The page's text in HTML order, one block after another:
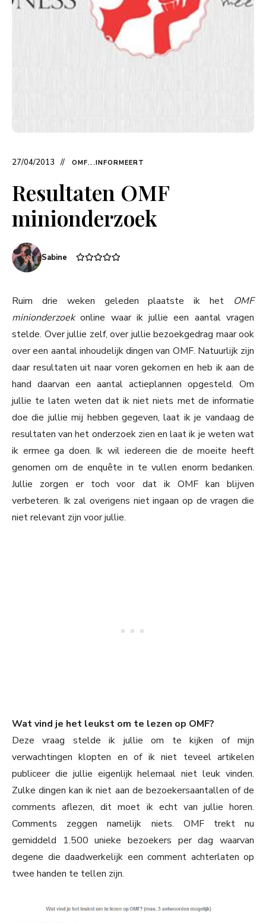
27/04/2013 OMF...INFORMEERT
Resultaten OMF
minionderzoek
Sabine
Ruim drie weken geleden plaatste ik het OMF
minionderzoekonline waar ik jullie een aantal vragen
stelde. Over jullie zelf, over jullie bezoekgedrag maar ook
over een aantal inhoudelijk dingen van OMF. Natuurlijk zijn
daar resultaten uit naar voren gekomen en heb ik aan de
hand daarvan een aantal actieplannen opgesteld. Om
jullie te laten weten dat ik niet niets met de informatie
doe die jullie mij hebben gegeven, laat ik je vandaag de
resultaten van het onderzoek zien en laat ik je weten wat
ik ermee ga doen. Ik wil iedereen die de moeite heeft
genomen om de enquête in te vullen enorm bedanken.
Jullie zorgen er toch voor dat ik OMF kan blijven
verbeteren. Ik zal overigens niet ingaan op de vragen die
niet relevant zijn voor jullie.
Wat vind je het leukst om te lezen op OMF?
Deze vraag stelde ik jullie om te kijken of mijn
verwachtingen klopten en of ik niet teveel artikelen
publiceer die jullie eigenlijk helemaal niet leuk vinden.
Zulke dingen kan ik niet aan de bezoekersaantallen of de
comments aflezen, dit moet ik echt van jullie horen.
Comments zeggen namelijk niets. OMF trekt nu
gemiddeld 1.500 unieke bezoekers per dag waarvan
degene die daadwerkelijk een comment achterlaten op
twee handen te tellen zijn.